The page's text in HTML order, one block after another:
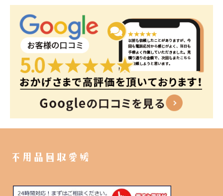
不用品回収愛媛